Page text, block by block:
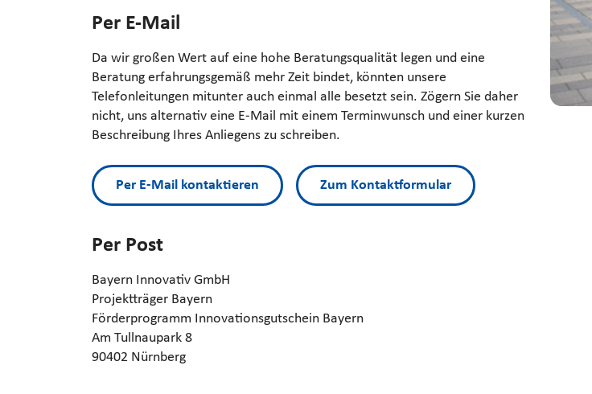
Per E-Mail
Da wir großen Wert auf eine hohe Beratungsqualität legen und eine
Beratung erfahrungsgemäß mehr Zeit bindet, könnten unsere
Telefonleitungen mitunter auch einmal alle besetzt sein. Zögern Sie daher
nicht, uns alternativ eine E-Mail mit einem Terminwunsch und einer kurzen
Beschreibung Ihres Anliegens zu schreiben.
Per E-Mail kontaktieren Zum Kontaktformular
Per Post
Bayern Innovativ GmbH
Projektträger Bayern
Förderprogramm Innovationsgutschein Bayern
Am Tullnaupark 8
90402 Nürnberg